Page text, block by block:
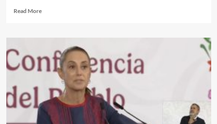
Read MoreRead
“Hay
crítica
legítima”:
Sheinbaum
defiende
a
Brugada
frente